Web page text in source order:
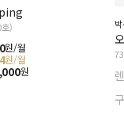
)
원/월
원/월
원